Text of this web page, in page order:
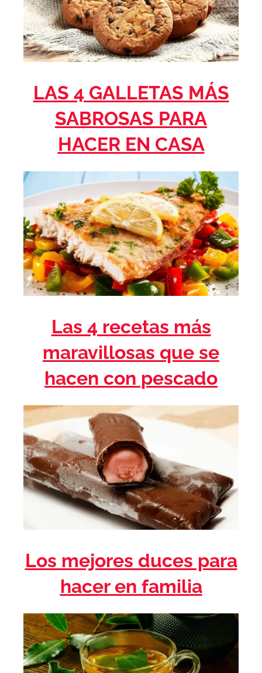
LAS 4 GALLETAS MÁS
SABROSAS PARA
HACER EN CASA
Las 4 recetas más
maravillosas que se
hacen con pescado
Los mejores duces para
hacer en familia